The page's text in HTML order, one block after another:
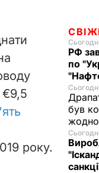
€9,5
року.
РФ
по
був